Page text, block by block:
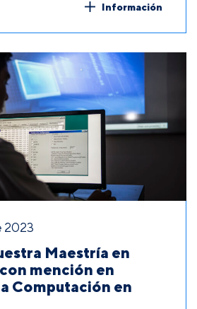
Información
2023
Maestría en
mención en
Computación en